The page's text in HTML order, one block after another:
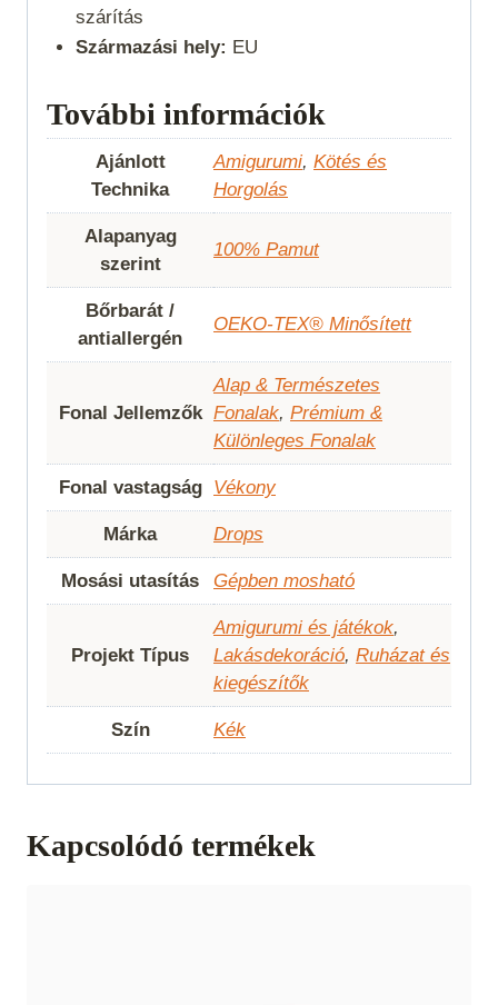
szárítás
Származási hely: EU
További információk
Ajánlott
Technika
Amigurumi, Kötés és
Horgolás
Alapanyag
szerint
100% Pamut
Bőrbarát /
antiallergén
OEKO-TEX® Minősített
Fonal Jellemzők
Alap & Természetes
Fonalak, Prémium &
Különleges Fonalak
Fonal vastagság Vékony
Márka Drops
Mosási utasítás Gépben mosható
Projekt Típus
Amigurumi és játékok,
Lakásdekoráció, Ruházat és
kiegészítők
Szín Kék
Kapcsolódó termékek